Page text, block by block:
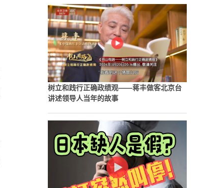
树立和践行正确政绩观——蒋丰做客北京台
讲述领导人当年的故事